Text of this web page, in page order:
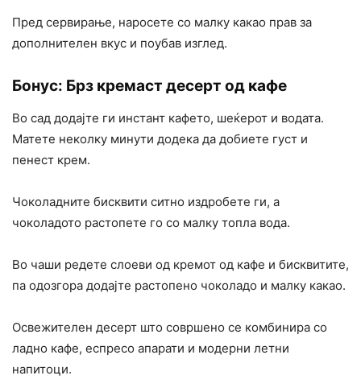
Пред сервирање, наросете со малку какао прав за
дополнителен вкус и поубав изглед.
Бонус: Брз кремаст десерт од кафе
Во сад додајте ги инстант кафето, шеќерот и водата.
Матете неколку минути додека да добиете густ и
пенест крем.
Чоколадните бисквити ситно издробете ги, а
чоколадото растопете го со малку топла вода.
Во чаши редете слоеви од кремот од кафе и бисквитите,
па одозгора додајте растопено чоколадо и малку какао.
Освежителен десерт што совршено се комбинира со
ладно кафе, еспресо апарати и модерни летни
напитоци.